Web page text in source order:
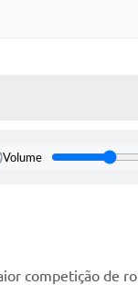
Volume
competição de